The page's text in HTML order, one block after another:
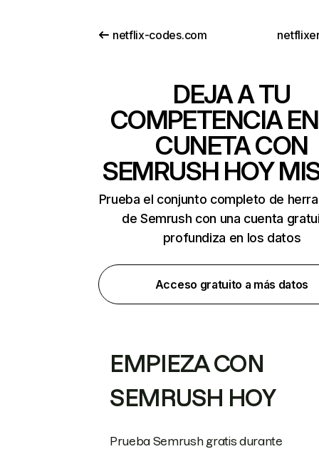
netflix-codes.com
DEJA A TU
COMPETENCIA
CUNETA CON
SEMRUSH HOY
Prueba el conjunto completo de
de Semrush con una cuenta
profundiza en los datos
Acceso gratuito a más datos
EMPIEZA CON
SEMRUSH HOY
Prueba Semrush gratis durante